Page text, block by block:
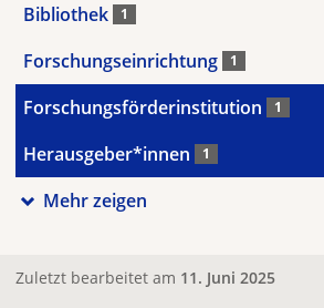
Bibliothek 1
Forschungseinrichtung 1
Forschungsförderinstitution 1
Herausgeber*innen 1
Mehr zeigen
Zuletzt bearbeitet am 11. Juni 2025